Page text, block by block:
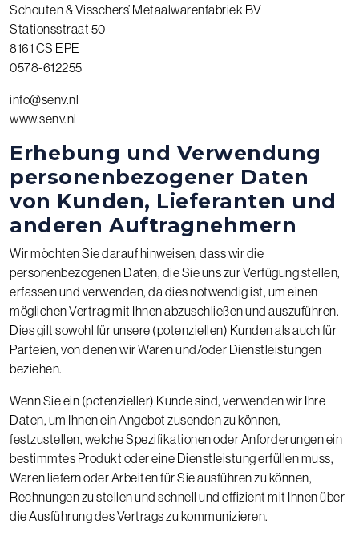
Schouten & Visschers’ Metaalwarenfabriek BV
Stationsstraat 50
8161 CS EPE
0578-612255
info@senv.nl
www.senv.nl
Erhebung und Verwendung
personenbezogener Daten
von Kunden, Lieferanten und
anderen Auftragnehmern
Wir möchten Sie darauf hinweisen, dass wir die
personenbezogenen Daten, die Sie uns zur Verfügung stellen,
erfassen und verwenden, da dies notwendig ist, um einen
möglichen Vertrag mit Ihnen abzuschließen und auszuführen.
Dies gilt sowohl für unsere (potenziellen) Kunden als auch für
Parteien, von denen wir Waren und/oder Dienstleistungen
beziehen.
Wenn Sie ein (potenzieller) Kunde sind, verwenden wir Ihre
Daten, um Ihnen ein Angebot zusenden zu können,
festzustellen, welche Spezifikationen oder Anforderungen ein
bestimmtes Produkt oder eine Dienstleistung erfüllen muss,
Waren liefern oder Arbeiten für Sie ausführen zu können,
Rechnungen zu stellen und schnell und effizient mit Ihnen über
die Ausführung des Vertrags zu kommunizieren.